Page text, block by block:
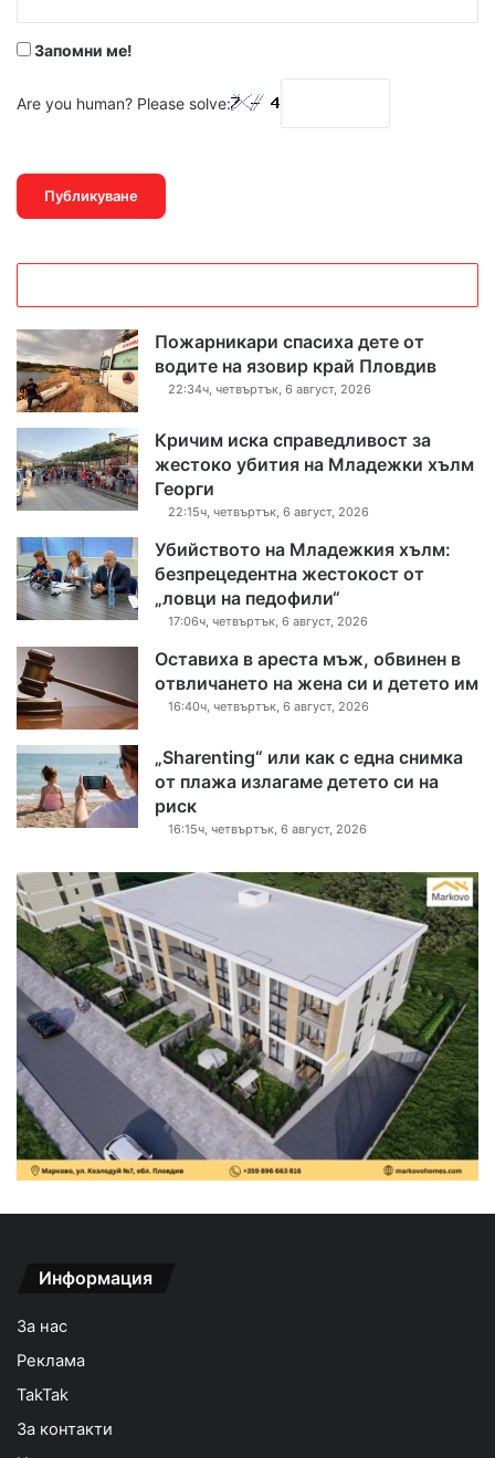
Запомни ме!
Are you human? Please solve:
Пожарникари спасиха дете от
водите на язовир край Пловдив
22:34ч, четвъртък, 6 август, 2026
Кричим иска справедливост за
жестоко убития на Младежки хълм
Георги
22:15ч, четвъртък, 6 август, 2026
Убийството на Младежкия хълм:
безпрецедентна жестокост от
„ловци на педофили“
17:06ч, четвъртък, 6 август, 2026
Оставиха в ареста мъж, обвинен в
отвличането на жена си и детето им
16:40ч, четвъртък, 6 август, 2026
„Sharenting“ или как с една снимка
от плажа излагаме детето си на
риск
16:15ч, четвъртък, 6 август, 2026
Информация
За нас
Реклама
TakTak
За контакти